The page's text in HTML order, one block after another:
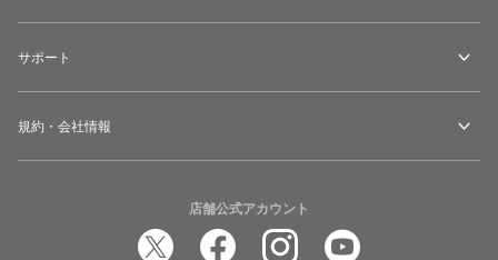
サポート
規約・会社情報
店舗公式アカウント